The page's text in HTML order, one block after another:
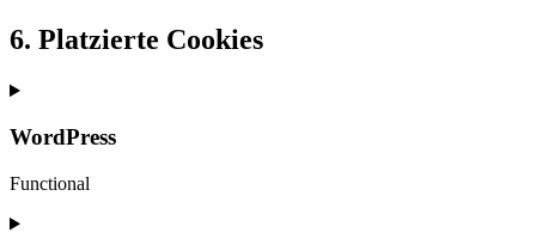
6. Platzierte Cookies
WordPress
Functional
Consent